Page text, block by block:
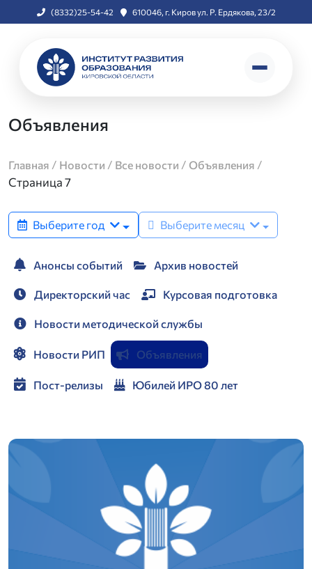
(8332)25-54-42 610046, г. Киров ул. Р. Ердякова, 23/2
Объявления
Главная / Новости / Все новости / Объявления /
Страница 7
Выберите год Выберите месяц
Анонсы событий Архив новостей
Директорский час Курсовая подготовка
Новости методической службы
Новости РИП Объявления
Пост-релизы Юбилей ИРО 80 лет